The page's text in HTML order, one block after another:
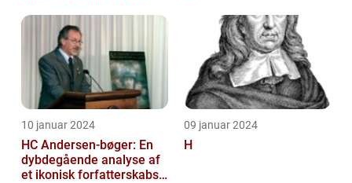
10 januar 2024
HC Andersen-bøger: En
dybdegående analyse af
et ikonisk forfatterskabs
09 januar 2024
H